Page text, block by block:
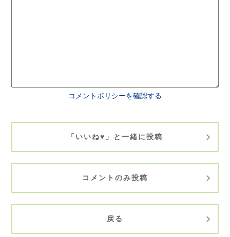
コメントポリシーを確認する
「いいね♥」と一緒に投稿
コメントのみ投稿
戻る